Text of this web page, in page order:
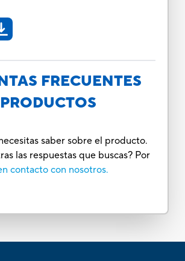
FRECUENTES
saber sobre el producto.
las respuestas que buscas? Por
contacto con nosotros.